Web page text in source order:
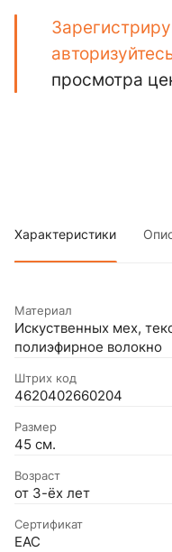
просмотра
Характеристики
Материал
Искуственных мех,
полиэфирное волокно
Штрих код
4620402660204
Размер
45 см.
Возраст
от 3-ёх лет
Сертификат
EAC